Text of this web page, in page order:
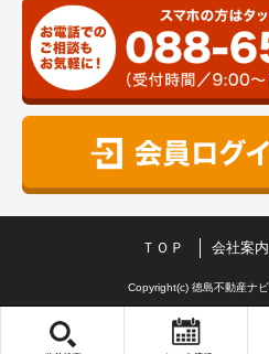
ＴＯＰ 会社案内
Copyright(c) 徳島不動産ナ